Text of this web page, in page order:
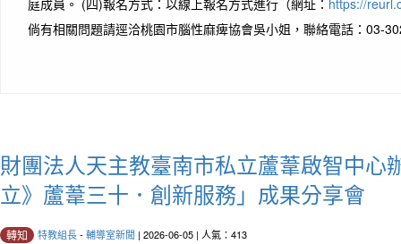
倘有相關問題請逕洽桃園市腦性麻痺協會吳小姐，聯絡電話：03-
財團法人天主教臺南市私立蘆葦啟智中心
立》蘆葦三十．創新服務」成果分享會
轉知 特教組長- 輔導室新聞 | 2026-06-05 | 人氣：413